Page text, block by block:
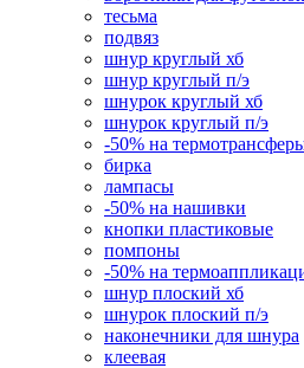
тесьма
подвяз
шнур круглый хб
шнур круглый п/э
шнурок круглый хб
шнурок круглый п/э
-50% на
бирка
лампасы
-50% на нашивки
кнопки пластиковые
помпоны
-50% на
шнур плоский хб
шнурок плоский п/э
наконечники для шнура
клеевая